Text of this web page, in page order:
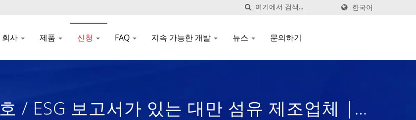
한국어
회사 제품 신청 FAQ 지속 가능한 개발 뉴스 문의하기
/ ESG 보고서가 있는 대만 섬유 제조업체 |